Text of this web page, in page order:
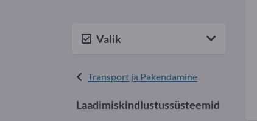
Valik
Transport ja Pakendamine
Laadimiskindlustussüsteemid